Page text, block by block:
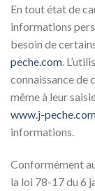
En tout état de
informations
besoin de
peche.com.
connaissance de
même à leur
www.j-
informations.
Conformément
la loi 78-17 du 6